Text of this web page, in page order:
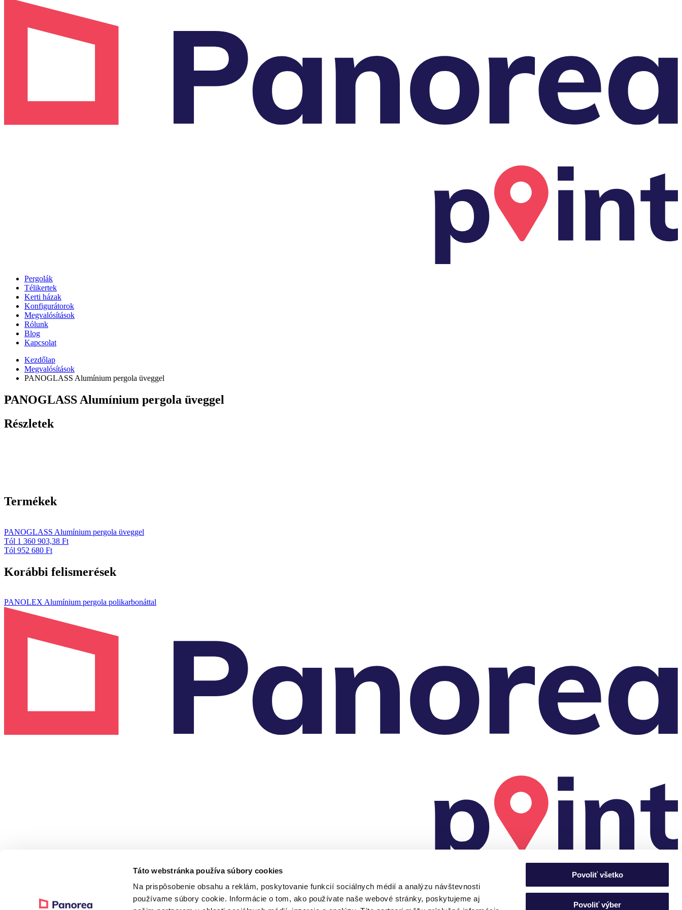
Táto webstránka používa súbory cookies
Na prispôsobenie obsahu a reklám, poskytovanie funkcií sociálnych médií a analýzu návštevnosti
používame súbory cookie. Informácie o tom, ako používate naše webové stránky, poskytujeme aj
Povoliť všetko
Povoliť výber
Pergolák
Télikertek
Kerti házak
Konfigurátorok
Megvalósítások
Rólunk
Blog
Kapcsolat
Kezdőlap
Megvalósítások
PANOGLASS Alumínium pergola üveggel
PANOGLASS Alumínium pergola üveggel
Részletek
Termékek
PANOGLASS Alumínium pergola üveggel
Tól 1 360 903,38 Ft
Tól 952 680 Ft
Korábbi felismerések
PANOLEX Alumínium pergola polikarbonáttal
© 2024 - 2026 Panorea Point. Minden jog fenntartva.